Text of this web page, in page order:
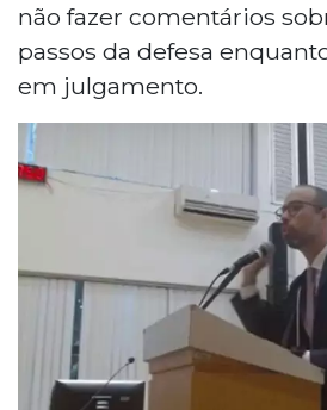
não fazer comentários
passos da defesa
em julgamento.